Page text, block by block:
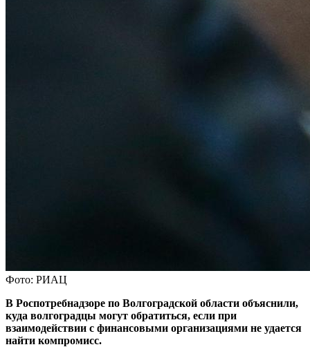
Фото: РИАЦ
В Роспотребнадзоре по Волгоградской области объяснили,
куда волгоградцы могут обратиться, если при
взаимодействии с финансовыми организациями не удается
найти компромисс.